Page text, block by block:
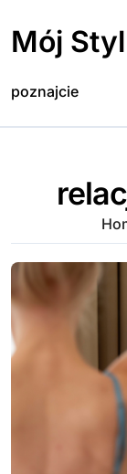
content
Mój
poznajcie